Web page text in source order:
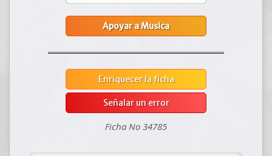
Apoyar a Musica
Enriquecer la ficha
Señalar un error
Ficha No 34785